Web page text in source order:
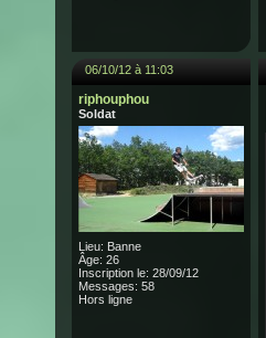
06/10/12 à 11:03
riphouphou
Soldat
Lieu: Banne
Âge: 26
Inscription le: 28/09/12
Messages: 58
Hors ligne